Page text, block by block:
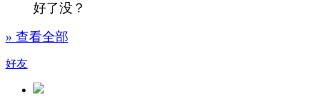
好了没？
» 查看全部
好友